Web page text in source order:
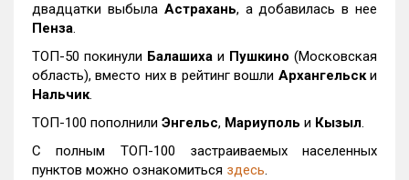
двадцатки выбыла Астрахань, а добавилась в нее
Пенза.
ТОП-50 покинули Балашиха и Пушкино (Московская
область), вместо них в рейтинг вошли Архангельски
Нальчик.
ТОП-100 пополнили Энгельс, Мариуполь и Кызыл.
С полным ТОП-100 застраиваемых населенных
пунктов можно ознакомиться здесь.